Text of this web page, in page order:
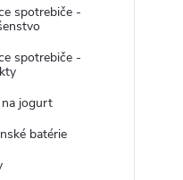
spotrebiče -
spotrebiče -
jogurt
batérie